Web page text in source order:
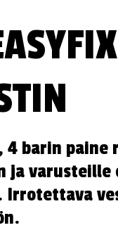
4 barin
ja varusteille
Irrotettava